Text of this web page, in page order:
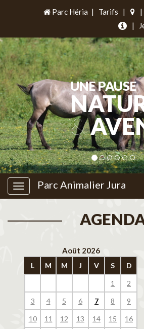
Parc Héria | Tarifs | |
|
UNE PAUSE
&
Parc Animalier Jura
Août 2026
L M M J V S D
1 2
3 4 5 6 7 8 9
10 11 12 13 14 15 16